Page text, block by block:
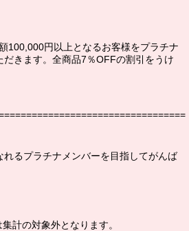
100,000円以上となるお客様をプラチナ
だきます。全商品7％OFFの割引をうけ
れるプラチナメンバーを目指してがんば
計の対象外となります。